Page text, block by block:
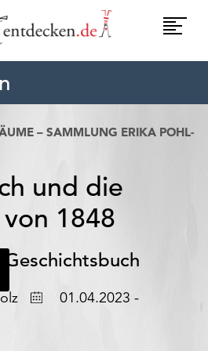
– SAMMLUNG ERIKA POHL-
und die
1848
Datum01.04.2023 -